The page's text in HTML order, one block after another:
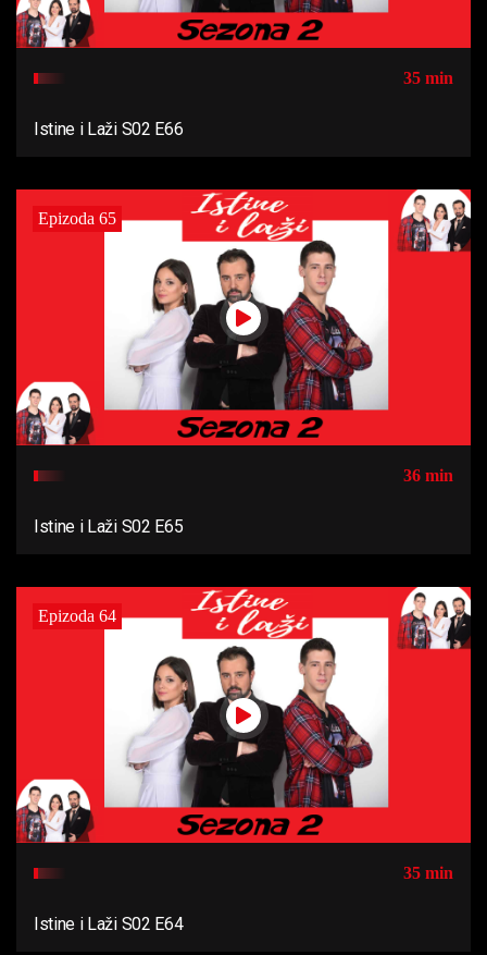
35 min
Istine i Laži S02 E66
Epizoda 65
36 min
Istine i Laži S02 E65
Epizoda 64
35 min
Istine i Laži S02 E64